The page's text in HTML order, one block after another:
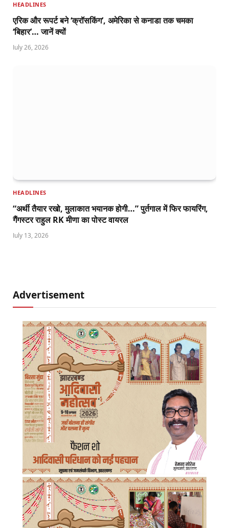
HEADLINES
एरिक और रूपर्ट बने ‘क्रॉसकिंग’, अमेरिका से कनाडा तक चमका
‘बिहार’… जानें क्यों
July 26, 2026
HEADLINES
“अर्थी तैयार रखो, मुलाकात भयानक होगी…” पुर्तगाल में फिर फायरिंग,
गैंगस्टर राहुल RK मीणा का पोस्ट वायरल
July 13, 2026
Advertisement